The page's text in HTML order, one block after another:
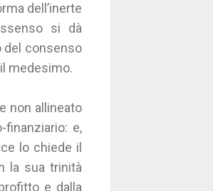
dell’inerte
si dà
del consenso
medesimo.
non allineato
e,
lo chiede il
la sua trinità
e dalla